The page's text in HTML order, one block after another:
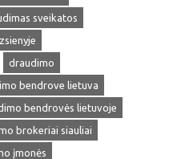
sveikatos
draudimo
bendrove lietuva
bendrovės lietuvoje
brokeriai siauliai
įmonės